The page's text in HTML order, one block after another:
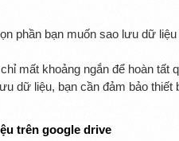
phần bạn muốn sao lưu dữ
mất khoảng ngắn để hoàn tất
dữ liệu, bạn cần đảm bảo thiết
trên google drive